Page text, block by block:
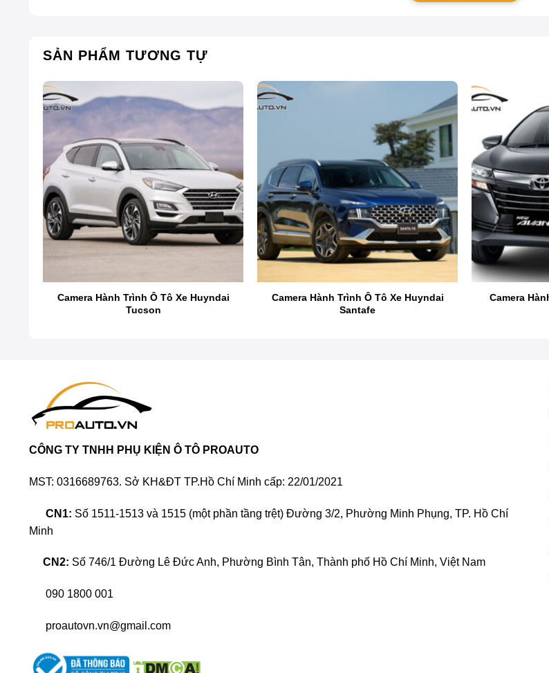
Camera lùi xe ô tô
(hay còn được gọi là backup camera, rear-view camera) là một thiết bị
nhằm quan sát diễn biến lưu thông ở khu vực sau xe. Ngoài ra, thiết bị này có thể kết hợp với
xe khi đỗ, đậu xe, cũng như cấp lề an toàn khi xe dừng.
SẢN PHẨM TƯƠNG TỰ
Camera Hành Trình Ô Tô Xe Huyndai
Tucson
Camera Hành Trình Ô Tô Xe Huyndai
Santafe
Camera
CÔNG TY TNHH PHỤ KIỆN Ô TÔ PROAUTO
MST: 0316689763. Sở KH&ĐT TP.Hồ Chí Minh cấp: 22/01/2021
CN1: Số 1511-1513 và 1515 (một phần tầng trệt) Đường 3/2, Phường Minh Phụng, TP. Hồ Chí
Minh
CN2: Số 746/1 Đường Lê Đức Anh, Phường Bình Tân, Thành phố Hồ Chí Minh, Việt Nam
090 1800 001
proautovn.vn@gmail.com